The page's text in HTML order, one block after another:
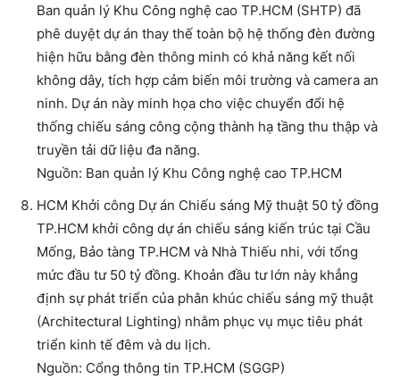
Ban quản lý Khu Công nghệ cao TP.HCM (SHTP) đã
phê duyệt dự án thay thế toàn bộ hệ thống đèn đường
hiện hữu bằng đèn thông minh có khả năng kết nối
không dây, tích hợp cảm biến môi trường và camera an
ninh. Dự án này minh họa cho việc chuyển đổi hệ
thống chiếu sáng công cộng thành hạ tầng thu thập và
truyền tải dữ liệu đa năng.
Nguồn: Ban quản lý Khu Công nghệ cao TP.HCM
HCM Khởi công Dự án Chiếu sáng Mỹ thuật 50 tỷ đồng
TP.HCM khởi công dự án chiếu sáng kiến trúc tại Cầu
Mống, Bảo tàng TP.HCM và Nhà Thiếu nhi, với tổng
mức đầu tư 50 tỷ đồng. Khoản đầu tư lớn này khẳng
định sự phát triển của phân khúc chiếu sáng mỹ thuật
(Architectural Lighting) nhằm phục vụ mục tiêu phát
triển kinh tế đêm và du lịch.
Nguồn: Cổng thông tin TP.HCM (SGGP)